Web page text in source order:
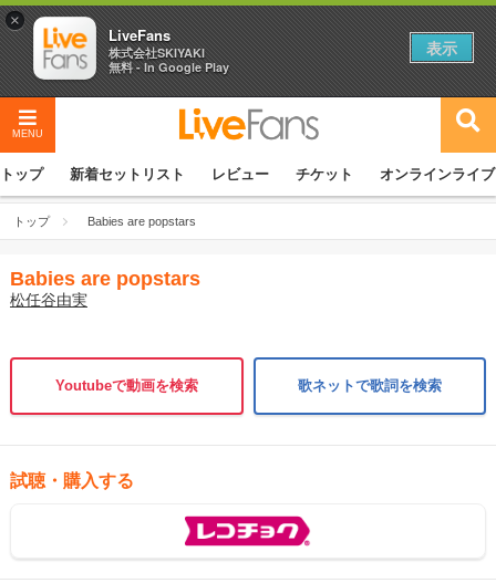
MENU
トップ 新着セットリスト レビュー チケット オンラインライブ
トップ Babies are popstars
Babies are popstars
松任谷由実
Youtubeで動画を検索 歌ネットで歌詞を検索
試聴・購入する
×
LiveFans
株式会社SKIYAKI
無料 - In Google Play
表示